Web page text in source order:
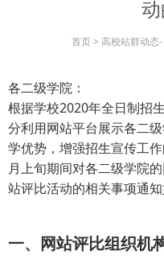
首页> 高校站群动态-
各二级学院：
根据学校2020年全日制招
分利用网站平台展示各二
学优势，增强招生宣传工
月上旬期间对各二级学院
站评比活动的相关事项通知
一、网站评比组织机